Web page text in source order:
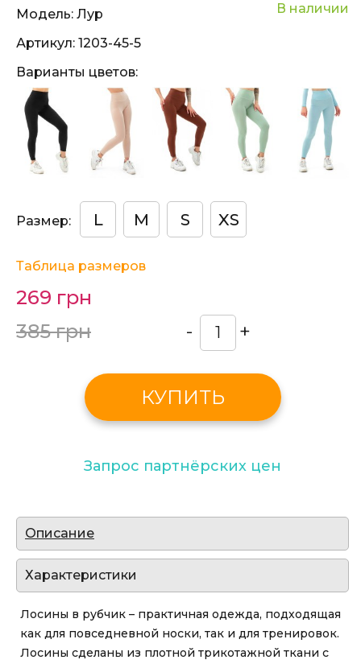
Модель: Лур В наличии
Артикул: 1203-45-5
Варианты цветов:
Размер: L M S XS
Таблица размеров
269 грн
385 грн
- +
КУПИТЬ
Запрос партнёрских цен
Описание
Характеристики
Лосины в рубчик – практичная одежда, подходящая
как для повседневной носки, так и для тренировок.
Лосины сделаны из плотной трикотажной ткани с